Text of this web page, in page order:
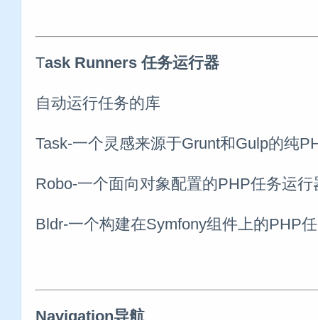
Task Runners 任务运行器
自动运行任务的库
Task-一个灵感来源于Grunt和Gulp的纯
Robo-一个面向对象配置的PHP任务运行
Bldr-一个构建在Symfony组件上的PHP
Navigation导航